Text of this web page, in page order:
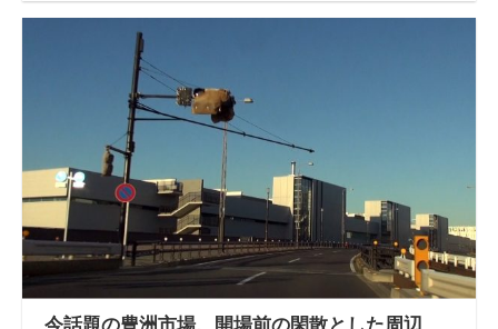
今話題の豊洲市場、開場前の閑散とした周辺